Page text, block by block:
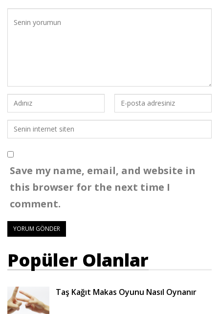
Save my name, email, and website in
this browser for the next time I
comment.
Popüler Olanlar
Taş Kağıt Makas Oyunu Nasıl Oynanır